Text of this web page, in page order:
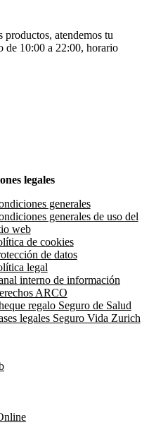
productos, atendemos tu
de 10:00 a 22:00, horario
legales
generales
generales de uso del
web
de cookies
de datos
legal
interno de información
ARCO
regalo Seguro de Salud
legales Seguro Vida Zurich